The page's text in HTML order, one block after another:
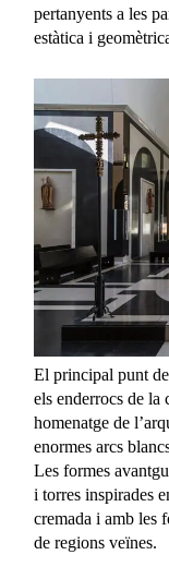
pertanyents a les
estàtica i
El principal punt
els enderrocs de
homenatge de
enormes arcs
Les formes
i torres inspirades
cremada i amb les
de regions veïnes.